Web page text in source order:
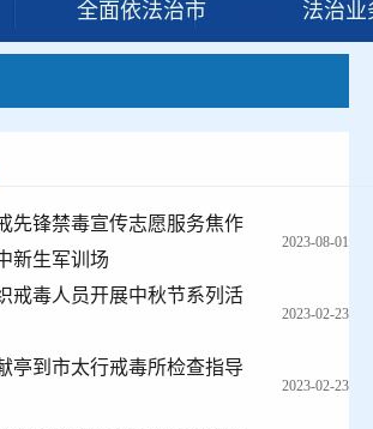
全面依法治市 法治业
先锋禁毒宣传志愿服务焦作
新生军训场
2023-08-01
戒毒人员开展中秋节系列活
2023-02-23
亭到市太行戒毒所检查指导
2023-02-23